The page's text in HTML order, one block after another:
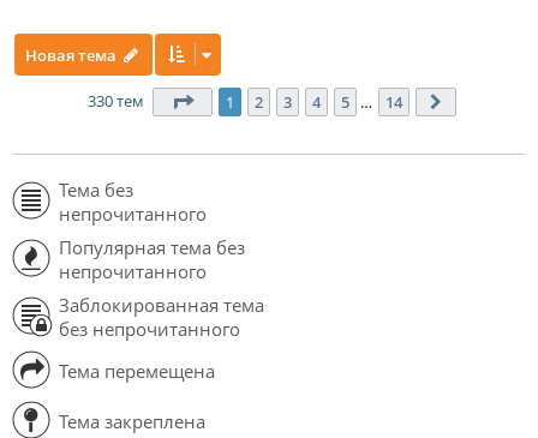
Новая тема
330 тем Страница 1из 14
1 2 3 4 5 … 14
Тема без
непрочитанного
Популярная тема без
непрочитанного
Заблокированная тема
без непрочитанного
Тема перемещена
Тема закреплена